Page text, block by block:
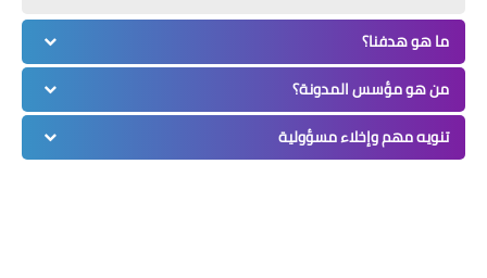
ما هو هدفنا؟
من هو مؤسس المدونة؟
تنويه مهم وإخلاء مسؤولية